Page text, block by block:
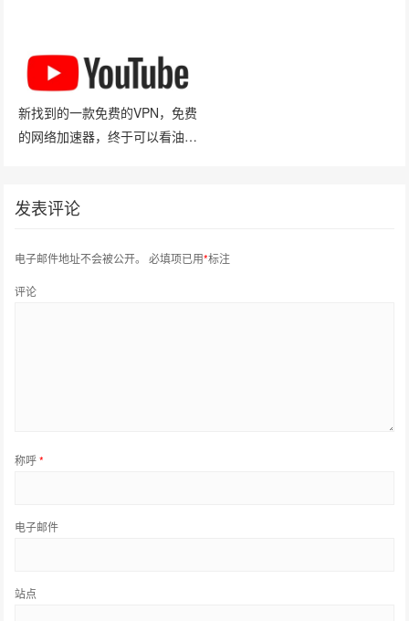
新找到的一款免费的VPN，免费
的网络加速器，终于可以看油管
发表评论
电子邮件地址不会被公开。 必填项已用*标注
评论
称呼*
电子邮件
站点